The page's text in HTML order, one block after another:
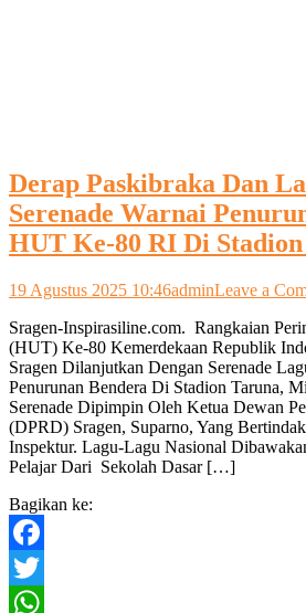
Derap Paskibraka Dan
Serenade Warnai
HUT Ke-80 RI Di
19 Agustus 2025 10:46adminLeave a
Sragen-Inspirasiline.com. Rangkaian
(HUT) Ke-80 Kemerdekaan Republik
Sragen Dilanjutkan Dengan Serenade
Penurunan Bendera Di Stadion Taruna,
Serenade Dipimpin Oleh Ketua Dewan
(DPRD) Sragen, Suparno, Yang
Inspektur. Lagu-Lagu Nasional
Pelajar Dari Sekolah Dasar […]
Bagikan ke:
Facebook
Twitter